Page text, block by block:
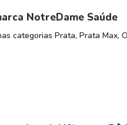
Binance
NotreDame Saúde
categorias Prata, Prata Max,